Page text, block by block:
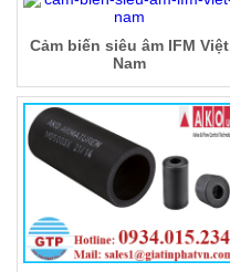
Cảm biến siêu âm IFM Việt
Nam